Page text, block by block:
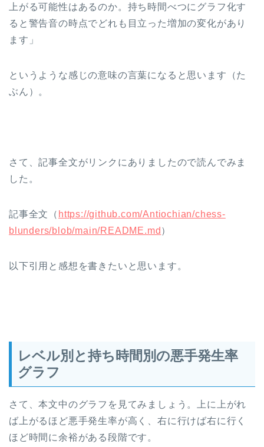
上がる可能性はあるのか。持ち時間べつにグラフ化す
ると警告音の時点でどれも目立った増加の変化があり
ます」
というような感じの意味の言葉になると思います（た
ぶん）。
さて、記事全文がリンクにありましたので読んでみま
した。
記事全文（ https://github.com/Antiochian/chess-
blunders/blob/main/README.md ）
以下引用と感想を書きたいと思います。
レベル別と持ち時間別の悪手発生率
グラフ
さて、本文中のグラフを見てみましょう。上に上がれ
ば上がるほど悪手発生率が高く、右に行けば右に行く
ほど時間に余裕がある段階です。